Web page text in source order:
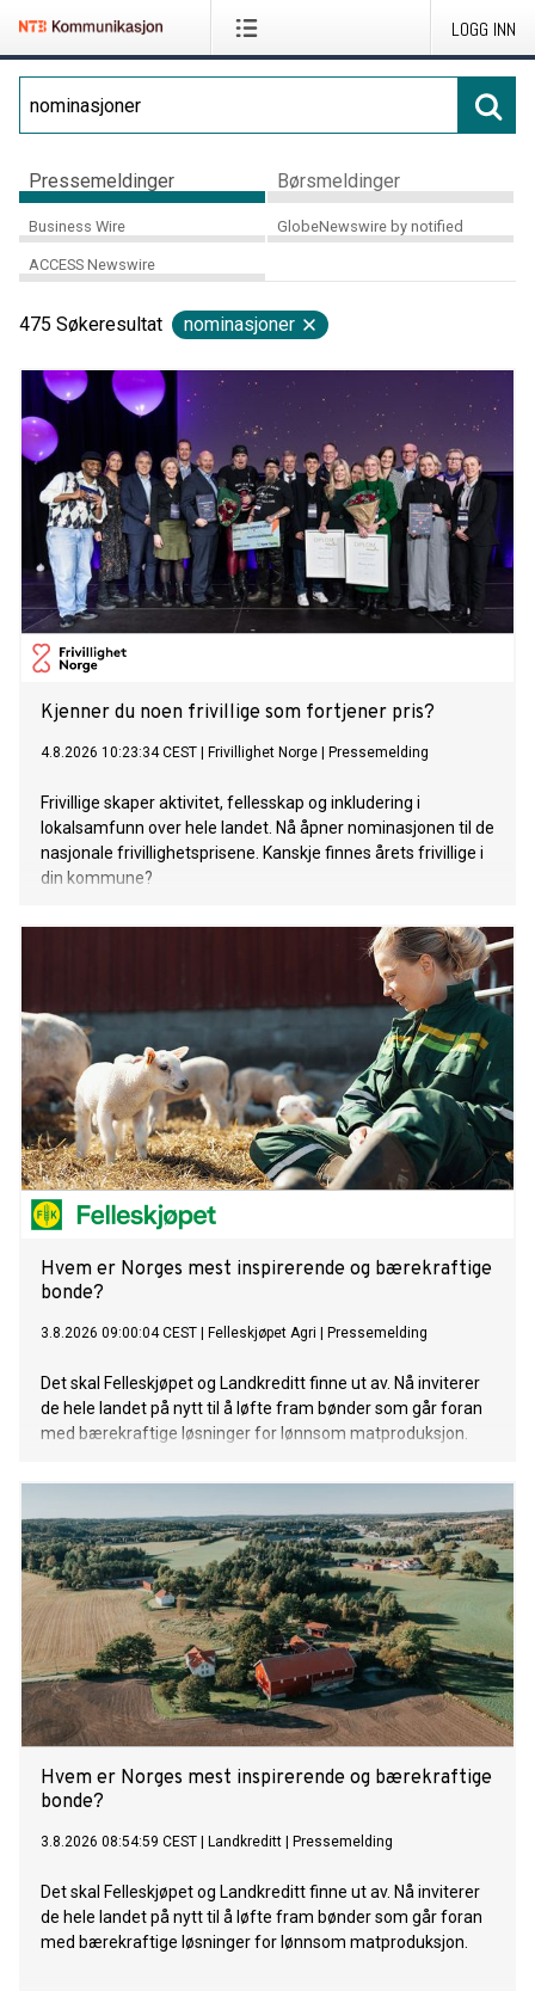
LOGG INN
Pressemeldinger Børsmeldinger
Business Wire GlobeNewswire by notified
ACCESS Newswire
475 Søkeresultat nominasjoner
Kjenner du noen frivillige som fortjener pris?
4.8.2026 10:23:34 CEST Frivillighet Norge Pressemelding
Frivillige skaper aktivitet, fellesskap og inkludering i
lokalsamfunn over hele landet. Nå åpner nominasjonen til de
nasjonale frivillighetsprisene. Kanskje finnes årets frivillige i
din kommune?
Hvem er Norges mest inspirerende og bærekraftige
bonde?
3.8.2026 09:00:04 CEST Felleskjøpet Agri Pressemelding
Det skal Felleskjøpet og Landkreditt finne ut av. Nå inviterer
de hele landet på nytt til å løfte fram bønder som går foran
med bærekraftige løsninger for lønnsom matproduksjon.
Hvem er Norges mest inspirerende og bærekraftige
bonde?
3.8.2026 08:54:59 CEST Landkreditt Pressemelding
Det skal Felleskjøpet og Landkreditt finne ut av. Nå inviterer
de hele landet på nytt til å løfte fram bønder som går foran
med bærekraftige løsninger for lønnsom matproduksjon.